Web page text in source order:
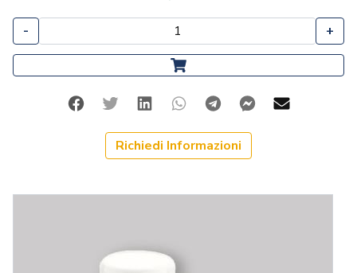
- +
FacebookTwitterLinkedinWhatsappTelegramFacebook
Richiedi Informazioni